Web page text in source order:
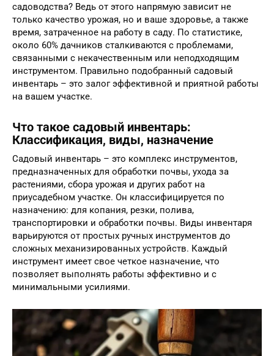
садоводства? Ведь от этого напрямую зависит не
только качество урожая, но и ваше здоровье, а также
время, затраченное на работу в саду. По статистике,
около 60% дачников сталкиваются с проблемами,
связанными с некачественным или неподходящим
инструментом. Правильно подобранный садовый
инвентарь – это залог эффективной и приятной работы
на вашем участке.
Что такое садовый инвентарь:
Классификация, виды, назначение
Садовый инвентарь – это комплекс инструментов,
предназначенных для обработки почвы, ухода за
растениями, сбора урожая и других работ на
приусадебном участке. Он классифицируется по
назначению: для копания, резки, полива,
транспортировки и обработки почвы. Виды инвентаря
варьируются от простых ручных инструментов до
сложных механизированных устройств. Каждый
инструмент имеет свое четкое назначение, что
позволяет выполнять работы эффективно и с
минимальными усилиями.